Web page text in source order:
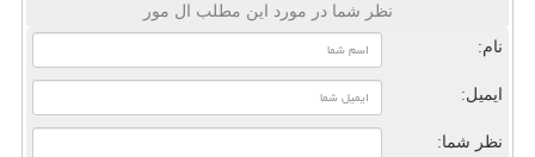
نظر شما در مورد این مطلب ال مور
نام:
ایمیل:
نظر شما: